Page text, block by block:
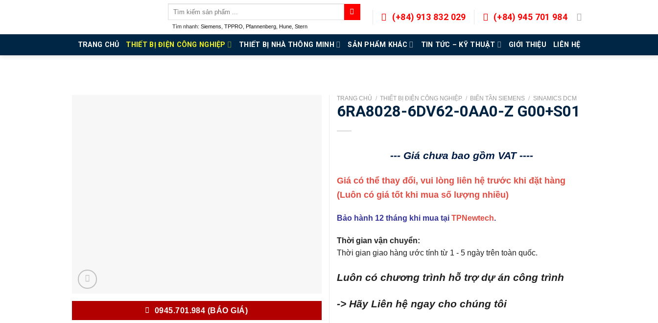
Tìm nhanh: Siemens TPPRO Pfannenberg Hune Stern
(+84) 913 832 029 (+84) 945 701 984
TRANG CHỦ THIẾT BỊ ĐIỆN CÔNG NGHIỆP THIẾT BỊ NHÀ THÔNG MINH SẢN PHẨM KHÁC TIN TỨC – KỸ THUẬT GIỚI THIỆU LIÊN HỆ
0945.701.984 (BÁO GIÁ)
TRANG CHỦ / THIẾT BỊ ĐIỆN CÔNG NGHIỆP / BIẾN TẦN SIEMENS / SINAMICS DCM
6RA8028-6DV62-0AA0-Z G00+S01
--- Giá chưa bao gồm VAT ----
Giá có thể thay đổi, vui lòng liên hệ trước khi đặt hàng
(Luôn có giá tốt khi mua số lượng nhiều)
Bảo hành 12 tháng khi mua tại TPNewtech.
Thời gian vận chuyển:
Thời gian giao hàng ước tính từ 1 - 5 ngày trên toàn quốc.
Luôn có chương trình hỗ trợ dự án công trình
-> Hãy Liên hệ ngay cho chúng tôi